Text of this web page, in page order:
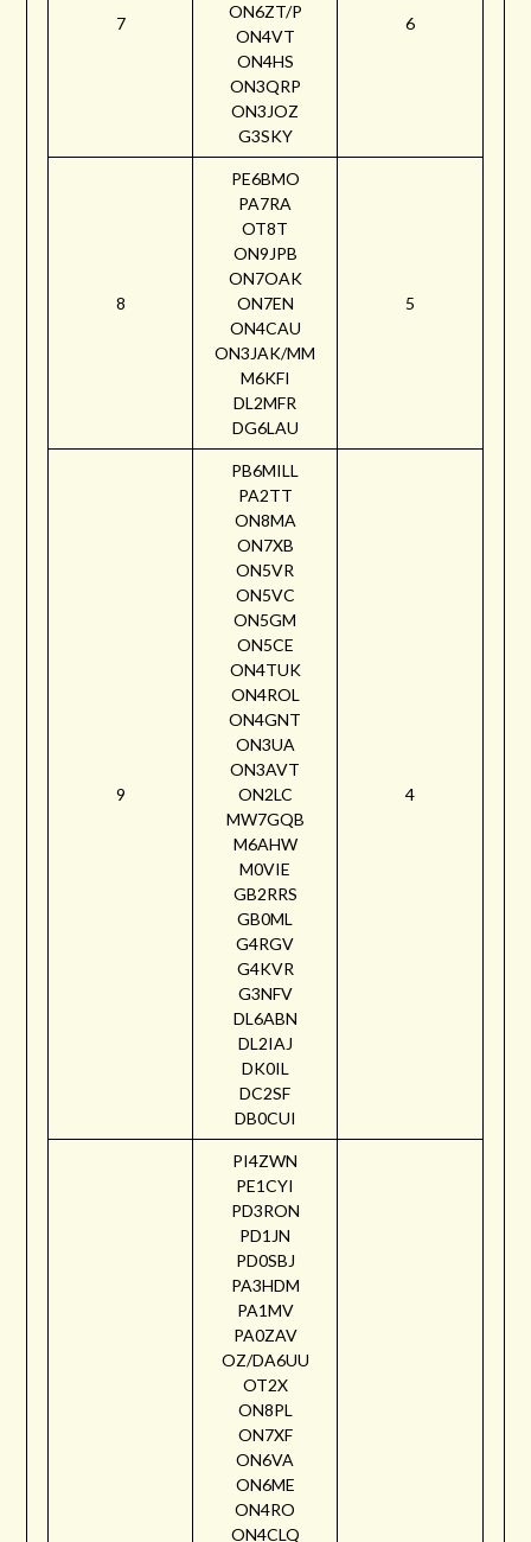
7
ON6ZT/P
ON4VT
ON4HS
ON3QRP
ON3JOZ
G3SKY
6
8
PE6BMO
PA7RA
OT8T
ON9JPB
ON7OAK
ON7EN
ON4CAU
ON3JAK/MM
M6KFI
DL2MFR
DG6LAU
5
9
PB6MILL
PA2TT
ON8MA
ON7XB
ON5VR
ON5VC
ON5GM
ON5CE
ON4TUK
ON4ROL
ON4GNT
ON3UA
ON3AVT
ON2LC
MW7GQB
M6AHW
M0VIE
GB2RRS
GB0ML
G4RGV
G4KVR
G3NFV
DL6ABN
DL2IAJ
DK0IL
DC2SF
DB0CUI
4
PI4ZWN
PE1CYI
PD3RON
PD1JN
PD0SBJ
PA3HDM
PA1MV
PA0ZAV
OZ/DA6UU
OT2X
ON8PL
ON7XF
ON6VA
ON6ME
ON4RO
ON4CLQ